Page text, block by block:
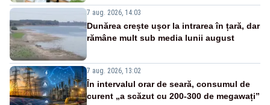
7 aug. 2026, 14:03
Dunărea crește ușor la intrarea în țară, dar
rămâne mult sub media lunii august
7 aug. 2026, 13:02
În intervalul orar de seară, consumul de
curent „a scăzut cu 200-300 de megawați”